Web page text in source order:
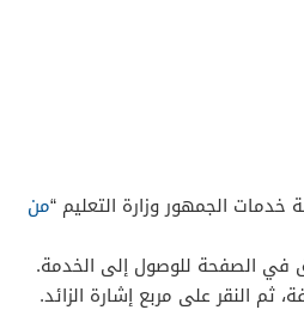
خدمات الجمهور وزارة التعليم “من
في الصفحة للوصول إلى الخدمة.
ثم النقر على مربع إشارة الزائد.